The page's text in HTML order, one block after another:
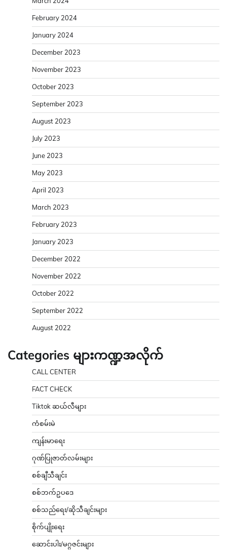
February 2024
January 2024
December 2023
November 2023
October 2023
September 2023
August 2023
July 2023
June 2023
May 2023
April 2023
March 2023
February 2023
January 2023
December 2022
November 2022
October 2022
September 2022
August 2022
Categories များကဏ္ဍအလိုက်
CALL CENTER
FACT CHECK
Tiktok ဆယ်လီများ
ကံစမ်းမဲ
ကျန်းမာရေး
ဂုဏ်ပြုဇာတ်လမ်းများ
စစ်ချီသီချင်း
စစ်ဘက်ဥပဒေ
စစ်သည်ရေး/ဆိုသီချင်းများ
စိုက်ပျိုးရေး
ဆောင်းပါး/မဂ္ဂဇင်းများ